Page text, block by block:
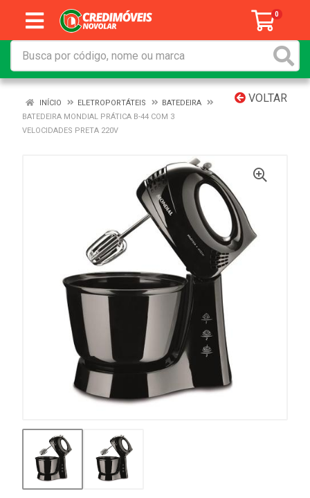
0
VOLTAR
INÍCIO ELETROPORTÁTEIS
BATEDEIRA
BATEDEIRA MONDIAL PRÁTICA B-44 COM 3
VELOCIDADES PRETA 220V